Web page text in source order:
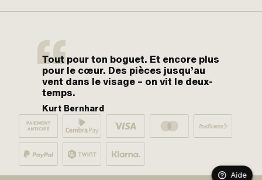
Tout pour ton boguet. Et encore plus
pour le cœur. Des pièces jusqu’au
vent dans le visage – on vit le deux-
temps.
Kurt Bernhard
Aide